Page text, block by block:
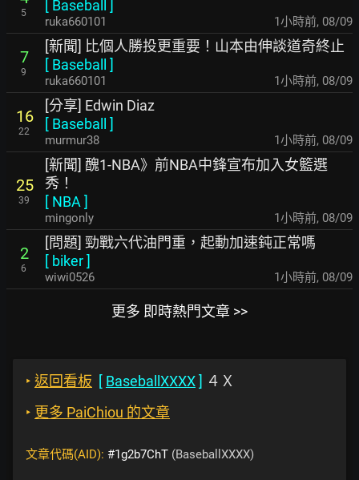
5
[ Baseball ]
ruka660101 1小時前, 08/09
7
9
[新聞] 比個人勝投更重要！山本由伸談道奇終止
[ Baseball ]
ruka660101 1小時前, 08/09
16
22
[分享] Edwin Diaz
[ Baseball ]
murmur38 1小時前, 08/09
25
39
[新聞] 醜1-NBA》前NBA中鋒宣布加入女籃選
秀！
[ NBA ]
mingonly 1小時前, 08/09
2
6
[問題] 勁戰六代油門重，起動加速鈍正常嗎
[ biker]
wiwi0526 1小時前, 08/09
更多 即時熱門文章 >>
‣ 返回看板 [ BaseballXXXX] ４Ｘ
‣ 更多 PaiChiou 的文章
文章代碼(AID): #1g2b7ChT (BaseballXXXX)